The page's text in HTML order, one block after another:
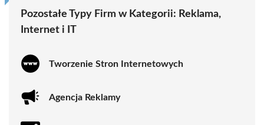
Pozostałe Typy Firm w Kategorii: Reklama,
Internet i IT
Tworzenie Stron Internetowych
Agencja Reklamy